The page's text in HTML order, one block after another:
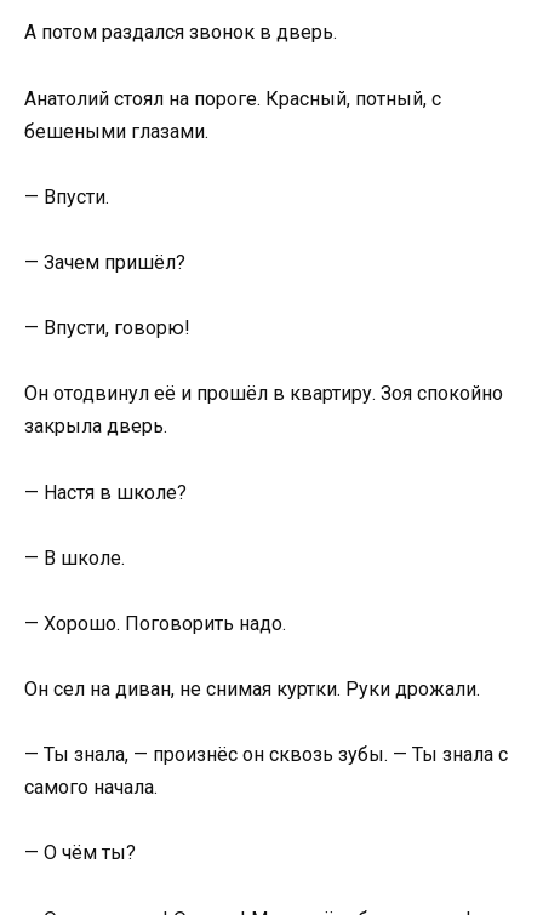
А потом раздался звонок в дверь.
Анатолий стоял на пороге. Красный, потный, с
бешеными глазами.
— Впусти.
— Зачем пришёл?
— Впусти, говорю!
Он отодвинул её и прошёл в квартиру. Зоя спокойно
закрыла дверь.
— Настя в школе?
— В школе.
— Хорошо. Поговорить надо.
Он сел на диван, не снимая куртки. Руки дрожали.
— Ты знала, — произнёс он сквозь зубы. — Ты знала с
самого начала.
— О чём ты?